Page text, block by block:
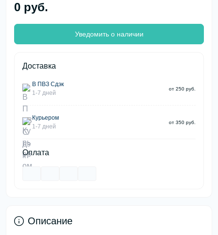
0 руб.
Уведомить о наличии
Доставка
В ПВЗ Сдэк
1-7 дней
от 250 руб.
Курьером
1-7 дней
от 350 руб.
Оплата
Описание